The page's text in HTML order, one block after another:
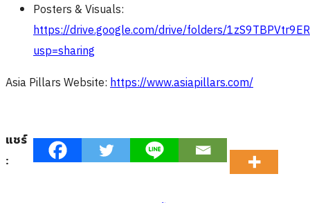
Posters & Visuals:
https://drive.google.com/drive/folders/
usp=sharing
Asia Pillars Website:https://www.asiapillars.com/
แชร์
: